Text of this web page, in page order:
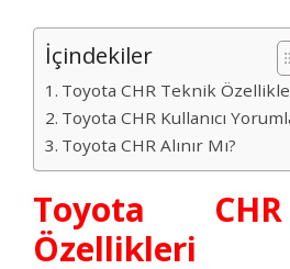
İçindekiler
Toyota CHR Teknik
Toyota CHR Kullanıcı
Toyota CHR Alınır Mı?
Toyota
Özellikleri